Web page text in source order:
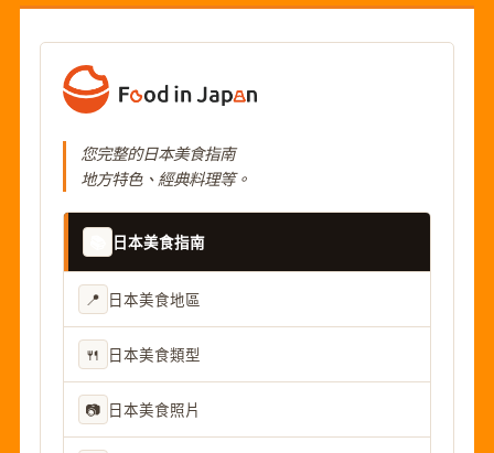
您完整的日本美食指南
地方特色、經典料理等。
日本美食指南
📍 日本美食地區
🍴 日本美食類型
📷 日本美食照片